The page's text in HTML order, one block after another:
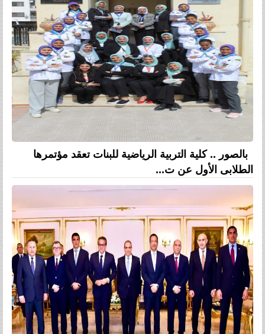
بالصور .. كلية التربية الرياضية للبنات تعقد مؤتمرها
الطلابى الأول عن ت...